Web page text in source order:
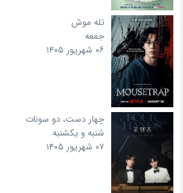
تله موش
جمعه
۰۶ شهریور ۱۴۰۵
چهار دست، دو سونات
شنبه و یکشنبه
۰۷ شهریور ۱۴۰۵